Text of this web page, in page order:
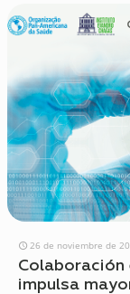
26 de noviembre de
Colaboración
impulsa